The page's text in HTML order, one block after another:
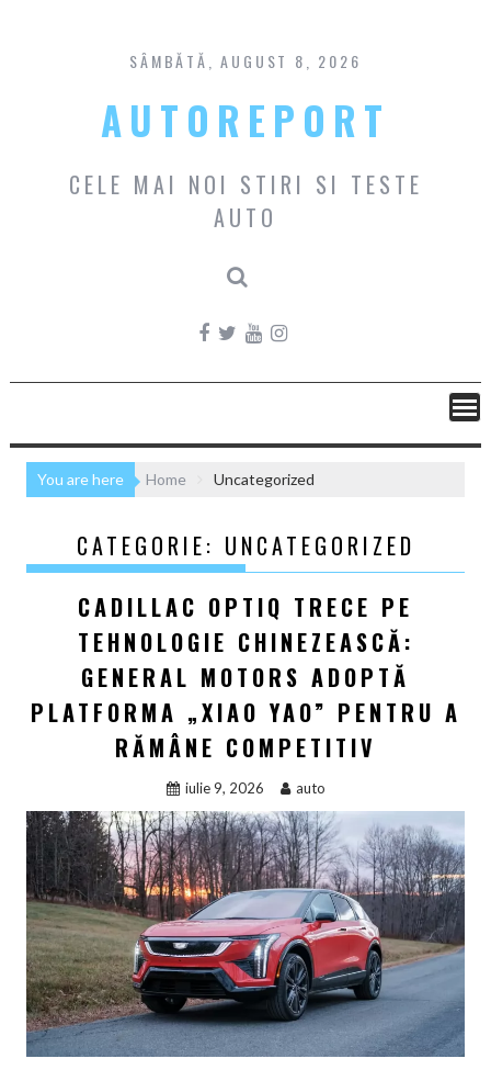
content
SÂMBĂTĂ, AUGUST 8, 2026
AUTOREPORT
CELE MAI NOI STIRI SI TESTE
AUTO
You are here Home Uncategorized
CATEGORIE: UNCATEGORIZED
CADILLAC OPTIQ TRECE PE
TEHNOLOGIE CHINEZEASCĂ:
GENERAL MOTORS ADOPTĂ
PLATFORMA „XIAO YAO” PENTRU A
RĂMÂNE COMPETITIV
iulie 9, 2026 auto